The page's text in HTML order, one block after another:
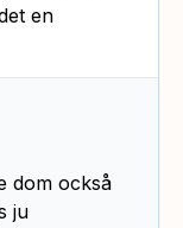
en
dom också
ju